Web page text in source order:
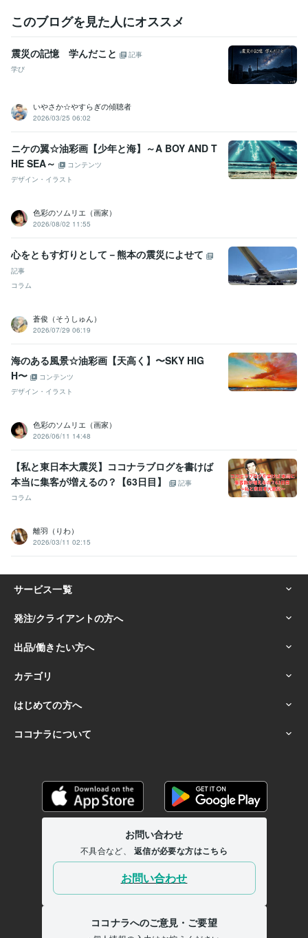
このブログを見た人にオススメ
震災の記憶 学んだこと
記事
学び
いやさか☆やすらぎの傾聴者
2026/03/25 06:02
ニケの翼☆油彩画【少年と海】～A BOY AND T
HE SEA～
コンテンツ
デザイン・イラスト
色彩のソムリエ（画家）
2026/08/02 11:55
心をともす灯りとして－熊本の震災によせて
記事
コラム
蒼俊（そうしゅん）
2026/07/29 06:19
海のある風景☆油彩画【天高く】〜SKY HIG
H〜
コンテンツ
デザイン・イラスト
色彩のソムリエ（画家）
2026/06/11 14:48
【私と東日本大震災】ココナラブログを書けば
本当に集客が増えるの？【63日目】
記事
コラム
離羽（りわ）
2026/03/11 02:15